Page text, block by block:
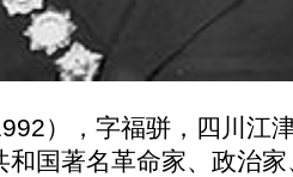
），字福骈，四川江
和国著名革命家、政治家